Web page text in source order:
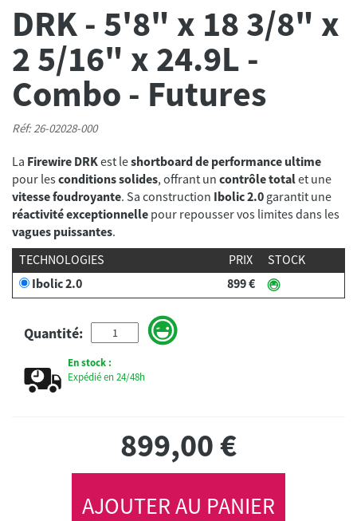
DRK - 5'8" x 18 3/8" x
2 5/16" x 24.9L -
Combo - Futures
Réf: 26-02028-000
La Firewire DRK est leshortboard de performance ultime
pour lesconditions solides, offrant un contrôle totalet une
vitesse foudroyante. Sa construction Ibolic 2.0 garantit une
réactivité exceptionnelle pour repousser vos limites dans les
vagues puissantes.
TECHNOLOGIES
PRIX
STOCK
Ibolic 2.0
899 €
Quantité:
En stock :
Expédié en 24/48h
899,00€
AJOUTER AU PANIER